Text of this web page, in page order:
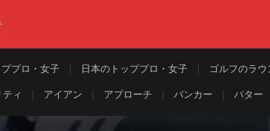
プロ・女子 日本のトッププロ・女子 ゴルフのラウ
ィ アイアン アプローチ バンカー パター